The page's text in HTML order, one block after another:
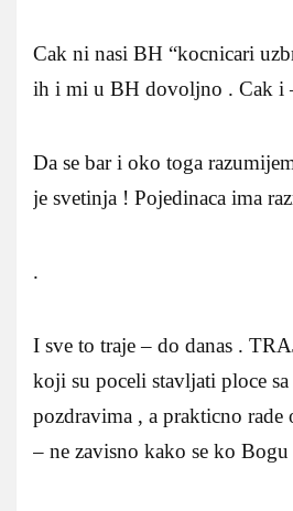
Cak ni nasi BH “kocnicari
ih i mi u BH dovoljno . Cak i
Da se bar i oko toga
je svetinja ! Pojedinaca ima
.
I sve to traje – do danas .
koji su poceli stavljati ploce
pozdravima , a prakticno rade
– ne zavisno kako se ko